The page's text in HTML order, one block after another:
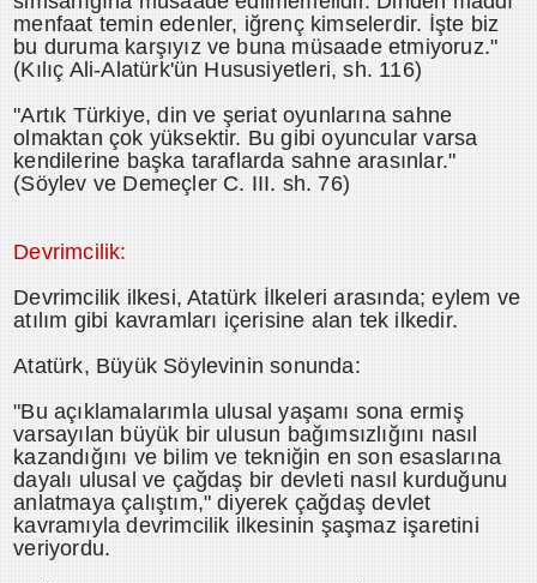
menfaat temin edenler, iğrenç kimselerdir. İşte biz
bu duruma karşıyız ve buna müsaade etmiyoruz."
(Kılıç Ali-Alatürk'ün Hususiyetleri, sh. 116)
"Artık Türkiye, din ve şeriat oyunlarına sahne
olmaktan çok yüksektir. Bu gibi oyuncular varsa
kendilerine başka taraflarda sahne arasınlar."
(Söylev ve Demeçler C. III. sh. 76)
Devrimcilik:
Devrimcilik ilkesi, Atatürk İlkeleri arasında; eylem ve
atılım gibi kavramları içerisine alan tek ilkedir.
Atatürk, Büyük Söylevinin sonunda:
"Bu açıklamalarımla ulusal yaşamı sona ermiş
varsayılan büyük bir ulusun bağımsızlığını nasıl
kazandığını ve bilim ve tekniğin en son esaslarına
dayalı ulusal ve çağdaş bir devleti nasıl kurduğunu
anlatmaya çalıştım," diyerek çağdaş devlet
kavramıyla devrimcilik ilkesinin şaşmaz işaretini
veriyordu.